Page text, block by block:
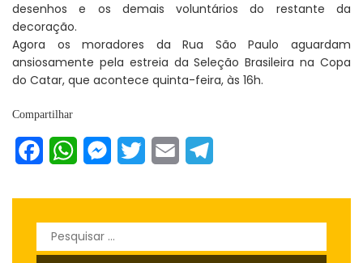
desenhos e os demais voluntários do restante da
decoração.
Agora os moradores da Rua São Paulo aguardam
ansiosamente pela estreia da Seleção Brasileira na Copa
do Catar, que acontece quinta-feira, às 16h.
Compartilhar
FacebookWhatsAppMessenger
Twitter Email
Pesquisar
por: